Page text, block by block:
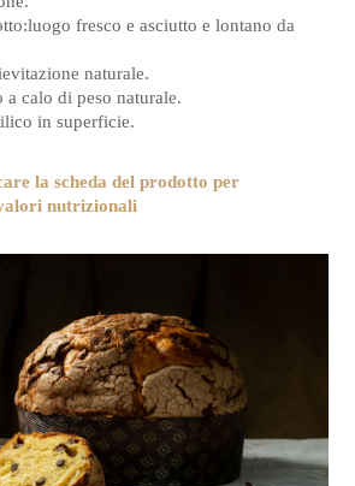
fresco e asciutto e lontano da
naturale.
calo di peso naturale.
in superficie.
la scheda del prodotto per
nutrizionali